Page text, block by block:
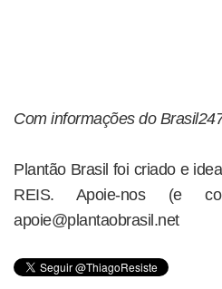
Com informações do
Plantão Brasil foi criado e
REIS. Apoie-nos (e
apoie@plantaobrasil.net